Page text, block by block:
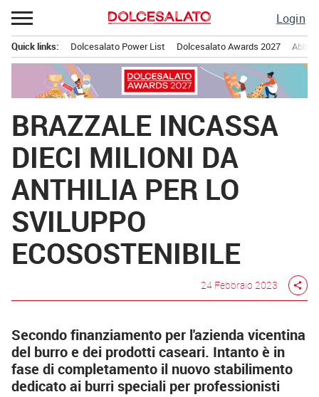
Passa
al
contenuto
Login
principale
Quick links: Dolcesalato Power List Dolcesalato Awards 2027
BRAZZALE INCASSA
DIECI MILIONI DA
ANTHILIA PER LO
SVILUPPO
ECOSOSTENIBILE
24 Febbraio 2023 share
Secondo finanziamento per l'azienda vicentina
del burro e dei prodotti caseari. Intanto è in
fase di completamento il nuovo stabilimento
dedicato ai burri speciali per professionisti